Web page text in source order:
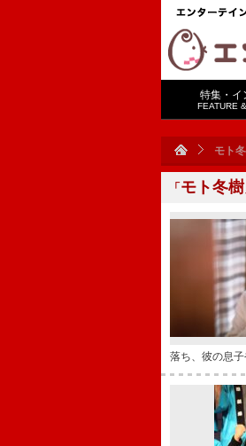
特集・イ
FEATURE
モト
「モト冬樹
落ち、彼の息